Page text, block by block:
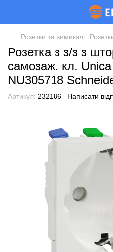
Розетки та вимикачі
Розетка з з/з з
самозаж. кл. Unica
NU305718
Артикул: 232186 Написати